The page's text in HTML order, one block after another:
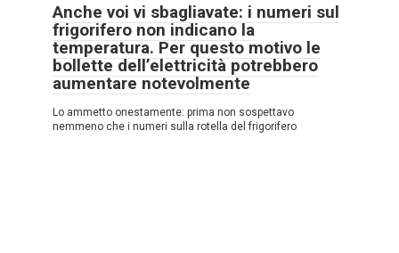
Anche voi vi sbagliavate: i numeri sul
frigorifero non indicano la
temperatura. Per questo motivo le
bollette dell’elettricità potrebbero
aumentare notevolmente
Lo ammetto onestamente: prima non sospettavo
nemmeno che i numeri sulla rotella del frigorifero